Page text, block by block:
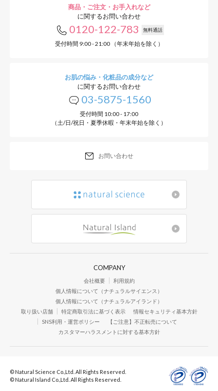
商品・ご注文・お手入れなど
に関するお問い合わせ
0120-122-783 無料通話
受付時間 9:00 - 21:00 （年末年始を除く）
お肌の悩み・化粧品の成分など
に関するお問い合わせ
03-5875-1560
受付時間 10:00 - 17:00
（土/日/祝日・夏季休暇・年末年始を除く）
お問い合わせ
COMPANY
会社概要
利用規約
個人情報について（ナチュラルサイエンス）
個人情報について（ナチュラルアイランド）
取り扱い店舗
特定商取引法に基づく表示
情報セキュリティ基本方針
SNS利用・運営ポリシー
【ご注意】不正転売について
カスタマーハラスメントに対する基本方針
© Natural Science Co.,Ltd. All Rights Reserved.
© Natural Island Co.,Ltd. All Rights Reserved.